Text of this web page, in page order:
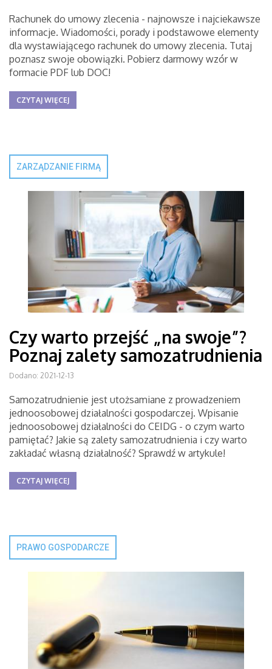
Rachunek do umowy zlecenia - najnowsze i najciekawsze
informacje. Wiadomości, porady i podstawowe elementy
dla wystawiającego rachunek do umowy zlecenia. Tutaj
poznasz swoje obowiązki. Pobierz darmowy wzór w
formacie PDF lub DOC!
CZYTAJ WIĘCEJ
ZARZĄDZANIE FIRMĄ
Czy warto przejść „na swoje”?
Poznaj zalety samozatrudnienia
Dodano: 2021-12-13
Samozatrudnienie jest utożsamiane z prowadzeniem
jednoosobowej działalności gospodarczej. Wpisanie
jednoosobowej działalności do CEIDG - o czym warto
pamiętać? Jakie są zalety samozatrudnienia i czy warto
zakładać własną działalność? Sprawdź w artykule!
CZYTAJ WIĘCEJ
PRAWO GOSPODARCZE